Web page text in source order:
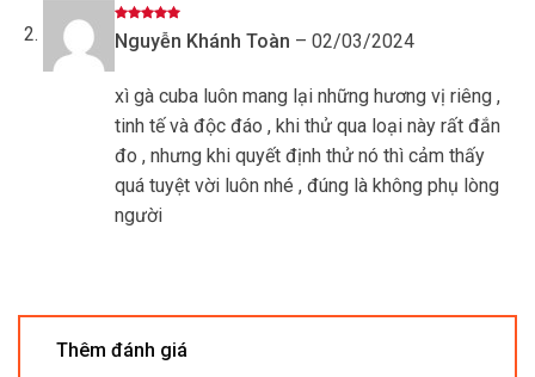
Được xếp
hạng55
Nguyễn Khánh Toàn – 02/03/2024
xì gà cuba luôn mang lại những hương vị riêng ,
tinh tế và độc đáo , khi thử qua loại này rất đắn
đo , nhưng khi quyết định thử nó thì cảm thấy
quá tuyệt vời luôn nhé , đúng là không phụ lòng
người
Thêm đánh giá